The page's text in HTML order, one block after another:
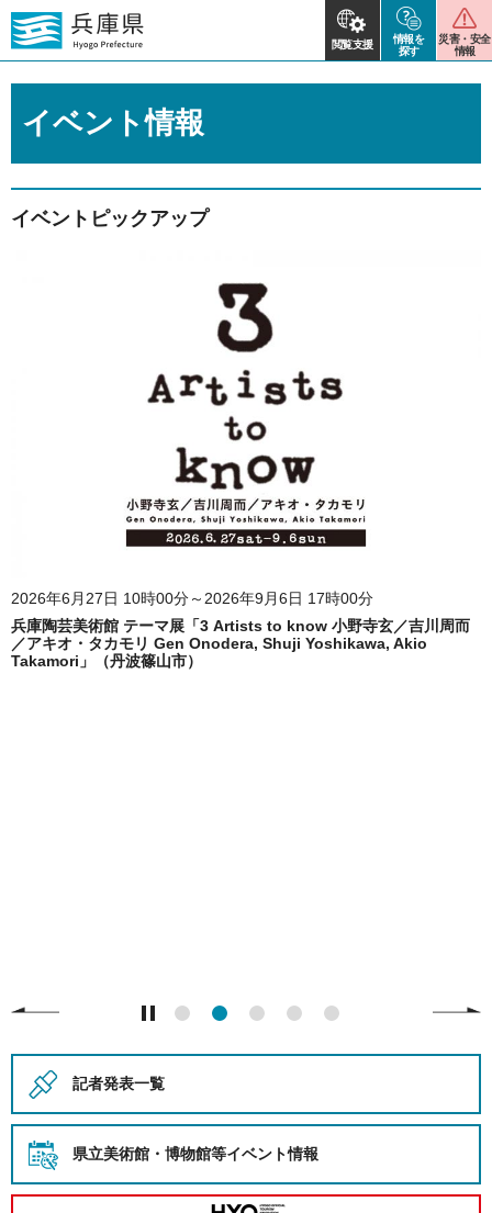
閲覧支援
情報を
探す
災害・安全
情報
イベント情報
イベントピックアップ
2026年6月27日 10時00分～2026年9月6日 17時00分
兵庫陶芸美術館 テーマ展「3 Artists to know 小野寺玄／吉川周而
／アキオ・タカモリ Gen Onodera, Shuji Yoshikawa, Akio
Takamori」（丹波篠山市）
記者発表一覧
県立美術館・博物館等イベント情報